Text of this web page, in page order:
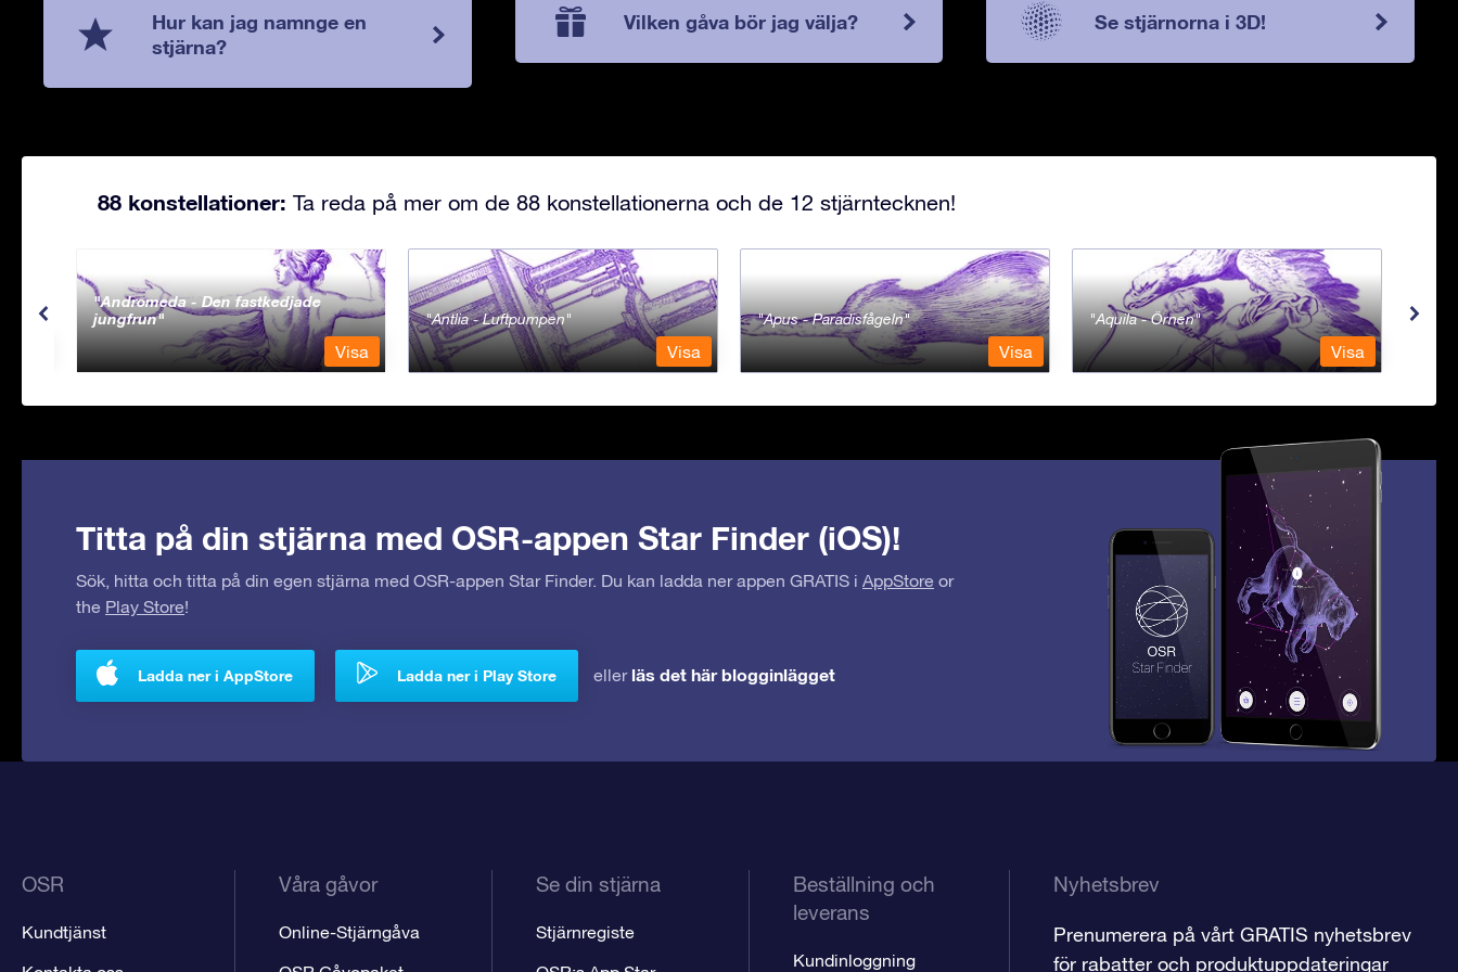
Hur kan jag namnge en
stjärna?
Vilken gåva bör jag välja? Se stjärnorna i 3D!
88 konstellationer: Ta reda på mer om de 88 konstellationerna och de 12 stjärntecknen!
Andromeda - Den fastkedjade
jungfrun
Visa
Antlia - Luftpumpen
Visa
Apus - Paradisfågeln
Visa
Aquila - Örnen
Visa
Titta på din stjärna med OSR-appen Star Finder (iOS)!
Sök, hitta och titta på din egen stjärna med OSR-appen Star Finder. Du kan ladda ner appen GRATIS i AppStore or
the Play Store!
Ladda ner i AppStore Ladda ner i Play Store eller läs det här blogginlägget
OSR
Kundtjänst
Våra gåvor
Online-Stjärngåva
Se din stjärna
Stjärnregiste
Beställning och
leverans
Kundinloggning
Nyhetsbrev
Prenumerera på vårt GRATIS nyhetsbrev
för rabatter och produktuppdateringar